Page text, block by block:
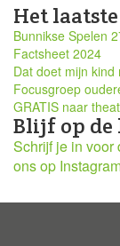
Het
Bunnikse Spelen
Factsheet 2024
Dat doet mijn
Focusgroep
GRATIS naar
Blijf op de
Schrijf je in voor
ons op